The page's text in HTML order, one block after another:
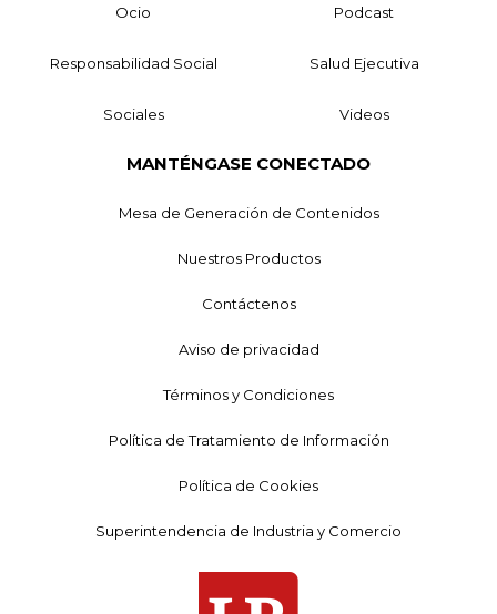
Ocio Podcast
Responsabilidad Social Salud Ejecutiva
Sociales Videos
MANTÉNGASE CONECTADO
Mesa de Generación de Contenidos
Nuestros Productos
Contáctenos
Aviso de privacidad
Términos y Condiciones
Política de Tratamiento de Información
Política de Cookies
Superintendencia de Industria y Comercio